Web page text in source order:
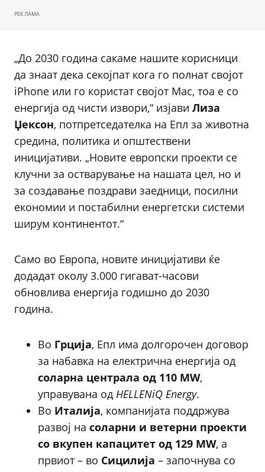
РЕКЛАМА
„До 2030 година сакаме нашите корисници
да знаат дека секојпат кога го полнат својот
iPhone или го користат својот Mac, тоа е со
енергија од чисти извори,“ изјави Лиза
Џексон, потпретседателка на Епл за животна
средина, политика и општествени
иницијативи. „Новите европски проекти се
клучни за остварување на нашата цел, но и
за создавање поздрави заедници, посилни
економии и постабилни енергетски системи
ширум континентот.“
Само во Европа, новите иницијативи ќе
додадат околу 3.000 гигават-часови
обновлива енергија годишно до 2030
година.
Во Грција, Епл има долгорочен договор
за набавка на електрична енергија од
соларна централа од 110 MW,
управувана од HELLENiQ Energy.
Во Италија, компанијата поддржува
развој на соларни и ветерни проекти
со вкупен капацитет од 129 MW, а
првиот – во Сицилија – започнува со